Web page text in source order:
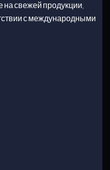
на свежей продукции,
с международными